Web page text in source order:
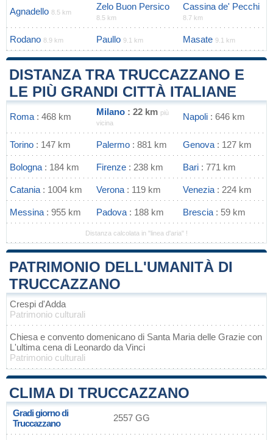
Agnadello 8.5 km
Zelo Buon Persico
8.5 km
Cassina de' Pecchi
8.7 km
Rodano 8.9 km Paullo 9.1 km Masate 9.1 km
DISTANZA TRA TRUCCAZZANO E
LE PIÙ GRANDI CITTÀ ITALIANE
Roma : 468 km Milano : 22 km più
vicina
Napoli : 646 km
Torino : 147 km Palermo : 881 km Genova : 127 km
Bologna : 184 km Firenze : 238 km Bari : 771 km
Catania : 1004 km Verona : 119 km Venezia : 224 km
Messina : 955 km Padova : 188 km Brescia : 59 km
Distanza calcolata in "linea d'aria" !
PATRIMONIO DELL'UMANITÀ DI
TRUCCAZZANO
Crespi d'Adda
Patrimonio culturali
Chiesa e convento domenicano di Santa Maria delle Grazie con
L'ultima cena di Leonardo da Vinci
Patrimonio culturali
CLIMA DI TRUCCAZZANO
Gradi giorno di
Truccazzano
2557 GG